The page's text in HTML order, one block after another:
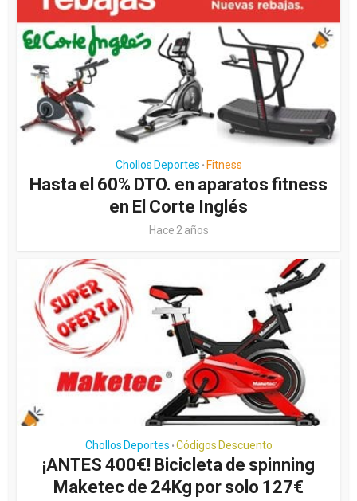
Chollos Deportes • Fitness
Hasta el 60% DTO. en aparatos fitness
en El Corte Inglés
Hace 2 años
Chollos Deportes • Códigos Descuento
¡ANTES 400€! Bicicleta de spinning
Maketec de 24Kg por solo 127€